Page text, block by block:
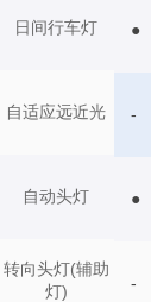
日间行车灯
自适应远近光
自动头灯
转向头灯(辅助
灯)
●
-
●
-